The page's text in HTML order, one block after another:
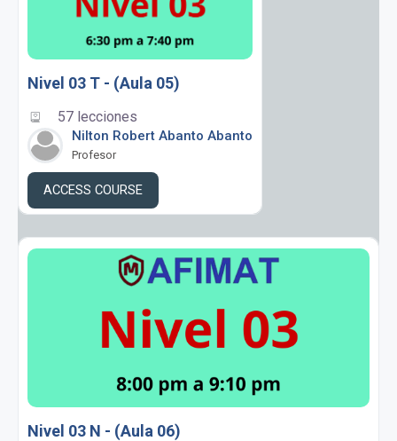
Nivel 03 T - (Aula 05)
57 lecciones
Nilton Robert Abanto Abanto
Profesor
ACCESS COURSE
Nivel 03 N - (Aula 06)